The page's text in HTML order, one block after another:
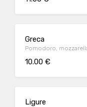
Greca
Pomodoro,
10.00 €
Ligure